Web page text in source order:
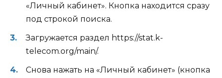
«Личный кабинет». Кнопка находится сразу
под строкой поиска.
Загружается раздел https://stat.k-
telecom.org/main/.
Снова нажать на «Личный кабинет» (кнопка